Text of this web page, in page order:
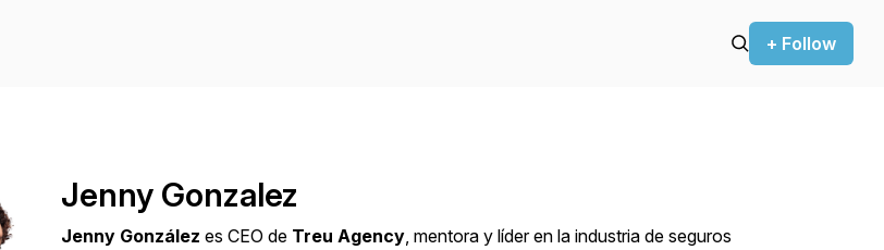
+ Follow
Jenny Gonzalez
Jenny González es CEO de Treu Agency, mentora y líder en la industria de seguros